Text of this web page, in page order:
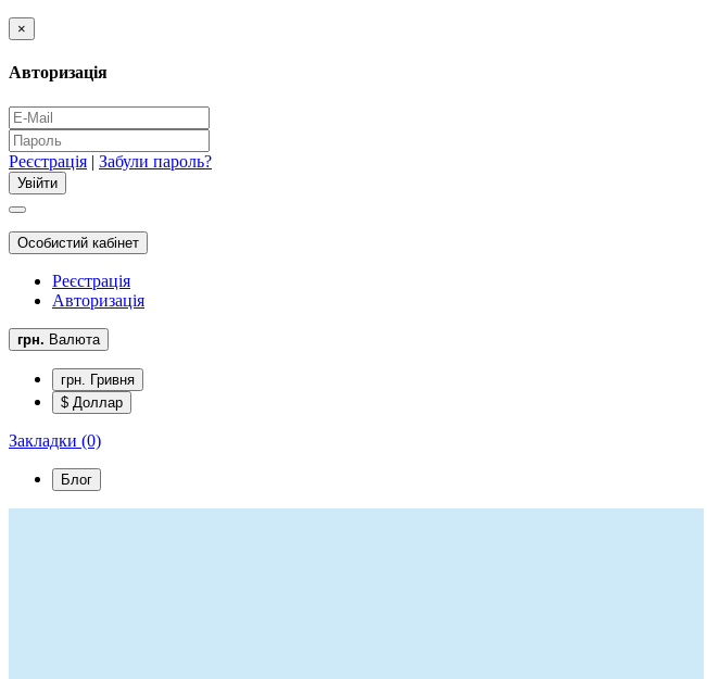
×
Авторизація
Реєстрація | Забули пароль?
Особистий кабінет
Реєстрація
Авторизація
грн. Валюта
грн. Гривня
$ Доллар
Закладки (0)
Блог